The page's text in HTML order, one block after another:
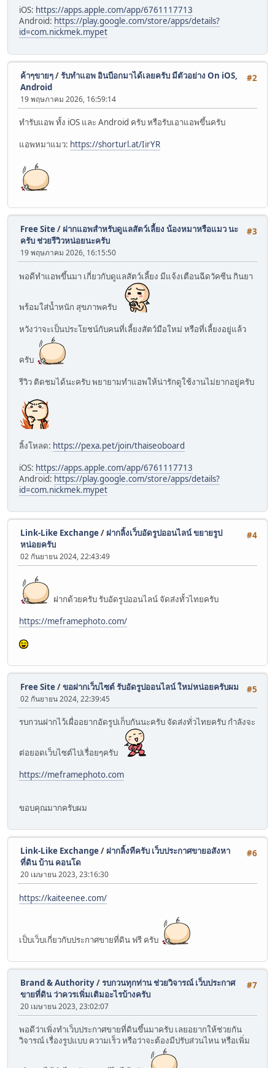
iOS: https://apps.apple.com/app/6761117713
Android: https://play.google.com/store/apps/details?
id=com.nickmek.mypet
#2
ค้าๆขายๆ/รับทำแอพ อินบีอกมาได้เลยครับ มีตัวอย่าง On iOS,
Android
19 พฤษภาคม 2026, 16:59:14
ทำรับแอพ ทั้ง iOS และ Android ครับ หรือรับเอาแอพขึ้นครับ
แอพหมาแมว: https://shorturl.at/IirYR
#3
Free Site/ ฝากแอพสำหรับดูแลสัตว์เลี้ยง น้องหมาหรือแมว นะ
ครับ ช่วยรีวิวหน่อยนะครับ
19 พฤษภาคม 2026, 16:15:50
พอดีทำแอพขึ้นมา เกี่ยวกับดูแลสัตว์เลี้ยง มีแจ้งเตือนฉีดวัคซีน กินยา
พร้อมใส่น้ำหนัก สุขภาพครับ
หวังว่าจะเป็นประโยชน์กับคนที่เลี้ยงสัตว์มือใหม่ หรือที่เลี้ยงอยู่แล้ว
ครับ
รีวิว ติดชมได้นะครับ พยายามทำแอพให้น่ารักดูใช้งานไม่ยากอยู่ครับ
ลิ้งโหลด: https://pexa.pet/join/thaiseoboard
iOS: https://apps.apple.com/app/6761117713
Android: https://play.google.com/store/apps/details?
id=com.nickmek.mypet
#4
Link-Like Exchange/ ฝากลิ้งเว็บอัดรูปออนไลน์ ขยายรูป
หน่อยครับ
02 กันยายน 2024, 22:43:49
ฝากด้วยครับ รับอัดรูปออนไลน์ จัดส่งทั้วไทยครับ
https://meframephoto.com/
#5
Free Site/ขอฝากเว็บไซต์ รับอัดรูปออนไลน์ ใหม่หน่อยครับผม
02 กันยายน 2024, 22:39:45
รบกวนฝากไว้เผื่ออยากอัดรูปเก็บกันนะครับ จัดส่งทั่วไทยครับ กำลังจะ
ต่อยอดเว็บไซต์ไปเรื่อยๆครับ
https://meframephoto.com
ขอบคุณมากครับผม
#6
Link-Like Exchange/ ฝากลิ้งทีครับ เว็บประกาศขายอสังหา
ที่ดิน บ้าน คอนโด
20 เมษายน 2023, 23:16:30
https://kaiteenee.com/
เป็บเว็บเกี่ยวกับประกาศขายที่ดิน ฟรี ครับ
#7
Brand & Authority/รบกวนทุกท่าน ช่วยวิจารณ์ เว็บประกาศ
ขายที่ดิน ว่าควรเพิ่มเติมอะไรบ้างครับ
20 เมษายน 2023, 23:02:07
พอดีว่าเพิ่งทำเว็บประกาศขายที่ดินขึ้นมาครับ เลยอยากให้ช่วยกัน
วิจารณ์ เรื่องรูปแบบ ความเร็ว หรือว่าจะต้องมีปรับส่วนไหน หรือเพิ่ม